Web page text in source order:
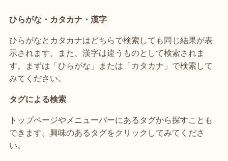
ひらがな・カタカナ・漢字
ひらがなとカタカナはどちらで検索しても同じ結果が表
示されます。また、漢字は違うものとして検索されま
す。まずは「ひらがな」または「カタカナ」で検索して
みてください。
タグによる検索
トップページやメニューバーにあるタグから探すことも
できます。興味のあるタグをクリックしてみてくださ
い。